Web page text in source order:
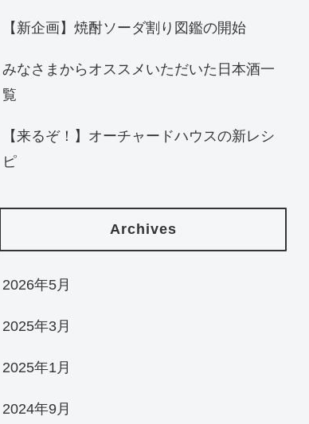
【新企画】焼酎ソーダ割り図鑑の開始
みなさまからオススメいただいた日本酒一
覧
【来るぞ！】オーチャードハウスの新レシ
ピ
Archives
2026年5月
2025年3月
2025年1月
2024年9月